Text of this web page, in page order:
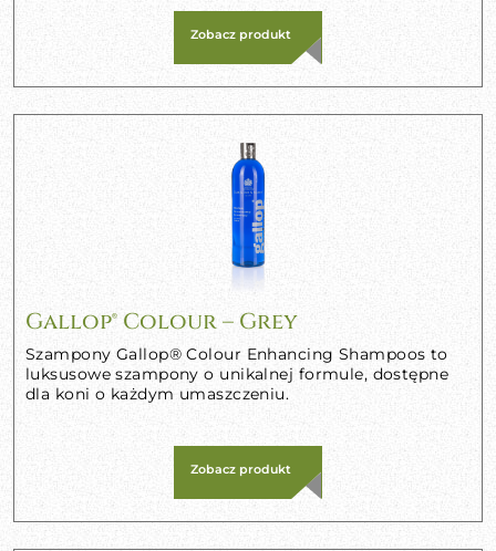
Zobacz produkt
Gallop® Colour – Grey
Szampony Gallop® Colour Enhancing Shampoos to
luksusowe szampony o unikalnej formule, dostępne
dla koni o każdym umaszczeniu.
Zobacz produkt